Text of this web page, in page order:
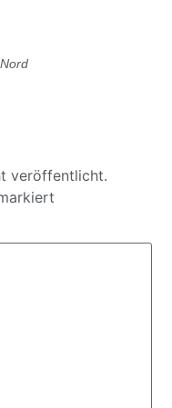
veröffentlicht.